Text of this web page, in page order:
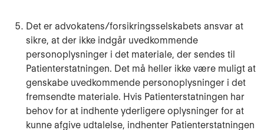
Det er advokatens/forsikringsselskabets ansvar at
sikre, at der ikke indgår uvedkommende
personoplysninger i det materiale, der sendes til
Patienterstatningen. Det må heller ikke være muligt at
genskabe uvedkommende personoplysninger i det
fremsendte materiale. Hvis Patienterstatningen har
behov for at indhente yderligere oplysninger for at
kunne afgive udtalelse, indhenter Patienterstatningen